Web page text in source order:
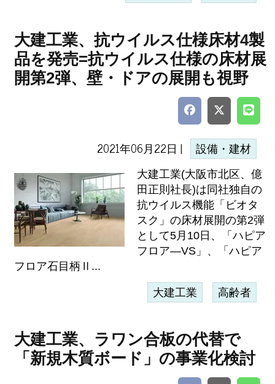
大建工業、抗ウイルス仕様床材4製
品を発売=抗ウイルス仕様の床材展
開第2弾、壁・ドアの展開も視野
2021年06月22日 | 設備・建材
大建工業(大阪市北区、億
田正則社長)は同社独自の
抗ウイルス機能「ビオタ
スク」の床材展開の第2弾
として5月10日、「ハピア
フロア―VS」、「ハピア
フロア石目柄Ⅱ...
大建工業 高齢者
大建工業、ラワン合板の代替で
「新規木質ボード」の事業化検討